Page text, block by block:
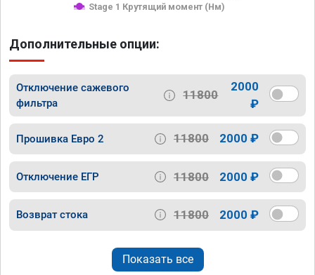
Stage 1 Крутящий момент (Нм)
Дополнительные опции:
Отключение сажевого
фильтра
11800
2000
₽
Прошивка Евро 2 11800 2000 ₽
Отключение ЕГР 11800 2000 ₽
Возврат стока 11800 2000 ₽
Показать все